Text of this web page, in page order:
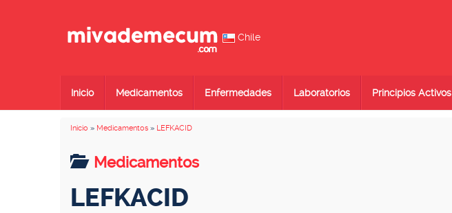
Chile
Inicio Medicamentos Enfermedades Laboratorios Principios Activos
Inicio » Medicamentos » LEFKACID
Medicamentos
LEFKACID